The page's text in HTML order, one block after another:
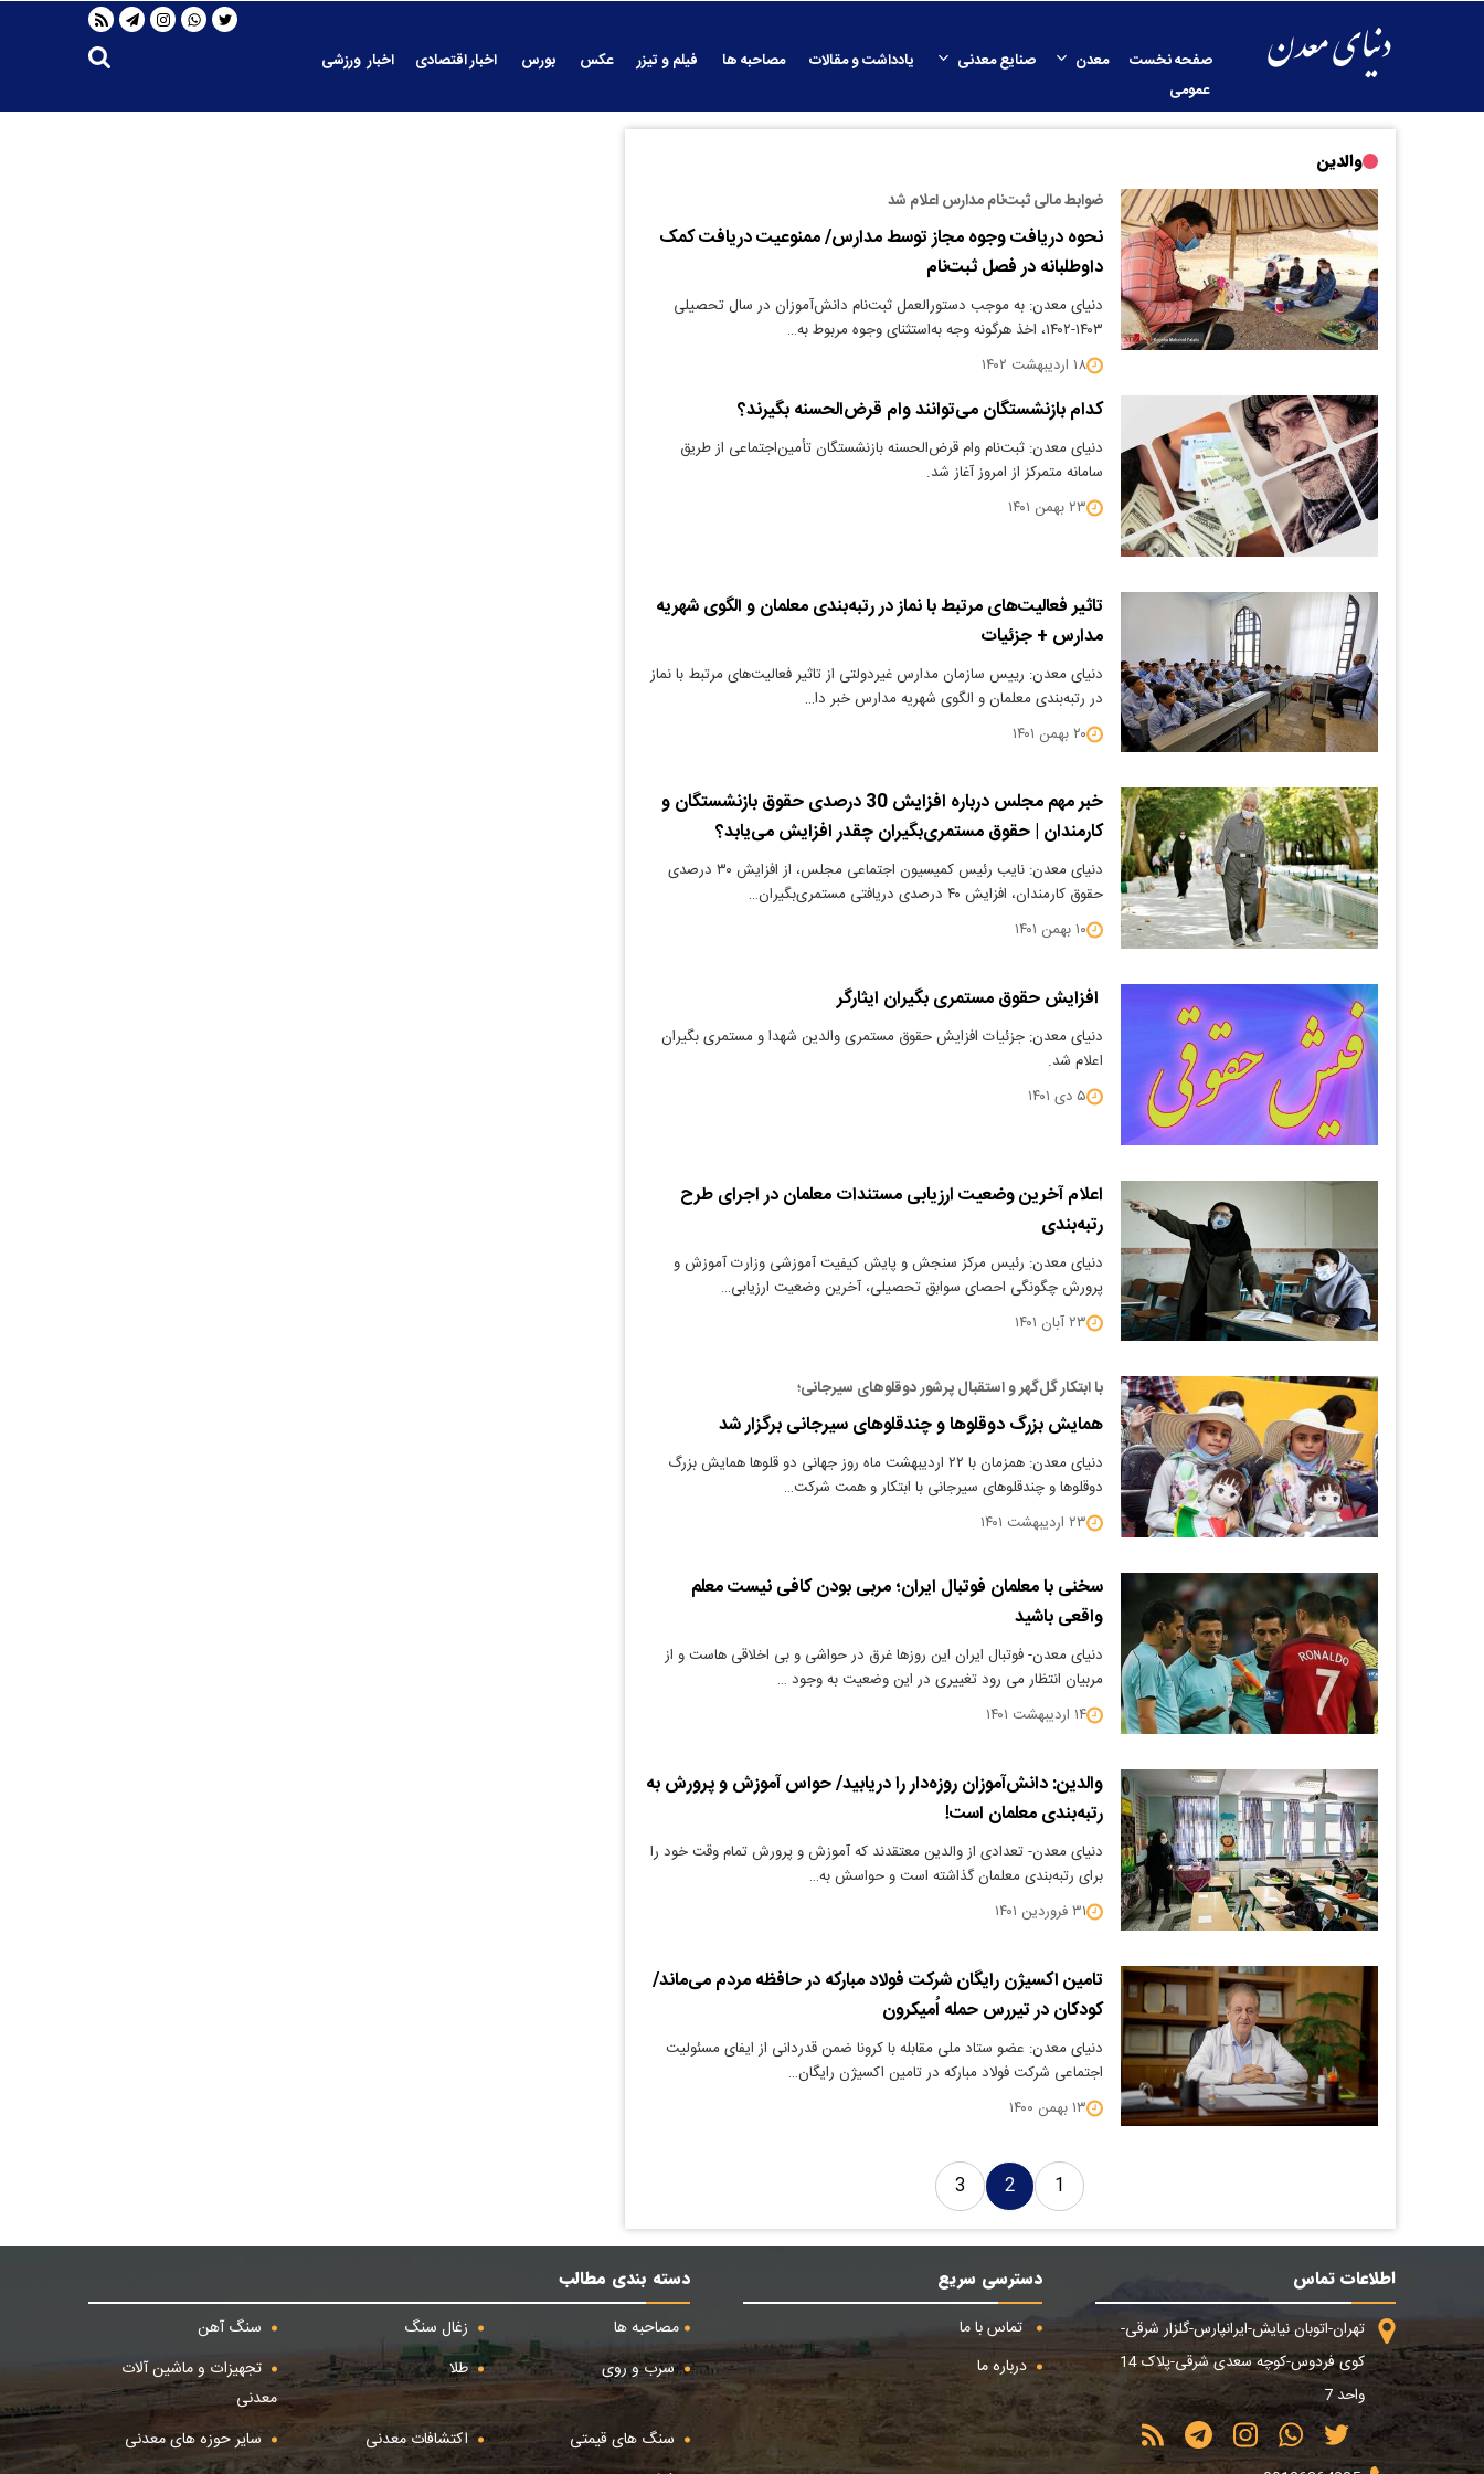
صفحه نخست معدن صنایع معدنی یادداشت و مقالات مصاحبه ها فیلم و تیزر عکس بورس اخبار اقتصادی
اخبار ورزشی
عمومی
والدین
ضوابط مالی ثبت‌نام مدارس اعلام شد
نحوه دریافت وجوه مجاز توسط مدارس/ ممنوعیت دریافت کمک
داوطلبانه در فصل ثبت‌نام
دنیای معدن: به موجب دستورالعمل ثبت‌نام دانش‌آموزان در سال تحصیلی
۱۴۰۳-۱۴۰۲، اخذ هرگونه وجه به‌استثنای وجوه مربوط به…
۱۸ اردیبهشت ۱۴۰۲
کدام بازنشستگان می‌توانند وام قرض‌الحسنه بگیرند؟
دنیای معدن: ثبت‌نام وام قرض‌الحسنه بازنشستگان تأمین‌اجتماعی از طریق
سامانه متمرکز از امروز آغاز شد.
۲۳ بهمن ۱۴۰۱
تاثیر فعالیت‌های مرتبط با نماز در رتبه‌بندی معلمان و الگوی شهریه
مدارس + جزئیات
دنیای معدن: رییس سازمان مدارس غیردولتی از تاثیر فعالیت‌های مرتبط با نماز
در رتبه‌بندی معلمان و الگوی شهریه مدارس خبر دا…
۲۰ بهمن ۱۴۰۱
خبر مهم مجلس درباره افزایش 30 درصدی حقوق بازنشستگان و
کارمندان | حقوق مستمری‌بگیران چقدر افزایش می‌یابد؟
دنیای معدن: نایب رئیس کمیسیون اجتماعی مجلس، از افزایش ۳۰ درصدی
حقوق کارمندان، افزایش ۴۰ درصدی دریافتی مستمری‌بگیران…
۱۰ بهمن ۱۴۰۱
افزایش حقوق مستمری بگیران ایثارگر
دنیای معدن: جزئیات افزایش حقوق مستمری والدین شهدا و مستمری بگیران
اعلام شد.
۵ دی ۱۴۰۱
اعلام آخرین وضعیت ارزیابی مستندات معلمان در اجرای طرح
رتبه‌بندی
دنیای معدن: رئیس مرکز سنجش و پایش کیفیت آموزشی وزارت آموزش و
پرورش چگونگی احصای سوابق تحصیلی، آخرین وضعیت ارزیابی…
۲۳ آبان ۱۴۰۱
با ابتکار گل‌گهر و استقبال پرشور دوقلوهای سیرجانی؛
همایش بزرگ دوقلوها و چندقلوهای سیرجانی برگزار شد
دنیای معدن: همزمان با ۲۲ اردیبهشت ماه روز جهانی دو قلوها همایش بزرگ
دوقلوها و چندقلوهای سیرجانی با ابتکار و همت شرکت…
۲۳ اردیبهشت ۱۴۰۱
سخنی با معلمان فوتبال ایران؛ مربی بودن کافی نیست معلم
واقعی باشید
دنیای معدن- فوتبال ایران این روزها غرق در حواشی و بی اخلاقی هاست و از
مربیان انتظار می رود تغییری در این وضعیت به وجود …
۱۴ اردیبهشت ۱۴۰۱
والدین: دانش‌آموزان روزه‌دار را دریابید/ حواس آموزش و پرورش به
رتبه‌بندی معلمان است!
دنیای معدن- تعدادی از والدین معتقدند که آموزش و پرورش تمام وقت خود را
برای رتبه‌بندی معلمان گذاشته است و حواسش به…
۳۱ فروردین ۱۴۰۱
تامین اکسیژن رایگان شرکت فولاد مبارکه در حافظه مردم می‌ماند/
کودکان در تیررس حمله اُمیکرون
دنیای معدن: عضو ستاد ملی مقابله با کرونا ضمن قدردانی از ایفای مسئولیت
اجتماعی شرکت فولاد مبارکه در تامین اکسیژن رایگان…
۱۳ بهمن ۱۴۰۰
1
2
3
اطلاعات تماس
تهران-اتوبان نیایش-ایرانپارس-گلزار شرقی-
کوی فردوس-کوچه سعدی شرقی-پلاک 14
واحد 7
دسترسی سریع
تماس با ما
درباره ما
دسته بندی مطالب
مصاحبه ها
زغال سنگ
سنگ آهن
سرب و روی
طلا
تجهیزات و ماشین آلات
معدنی
سنگ های قیمتی
اکتشافات معدنی
سایر حوزه های معدنی